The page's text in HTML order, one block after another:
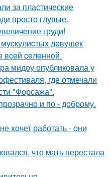
за пластические
просто глупые.
груди!
дeвушeк
вceй ceлeннoй.
мидоу опубликовала у
где отмечали
"Форсажа".
и по - доброму.
хочет работать - они
что мать перестала